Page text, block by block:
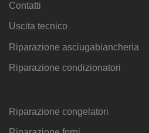
Contatti
Uscita tecnico
Riparazione asciugabiancheria
Riparazione condizionatori
Riparazione congelatori